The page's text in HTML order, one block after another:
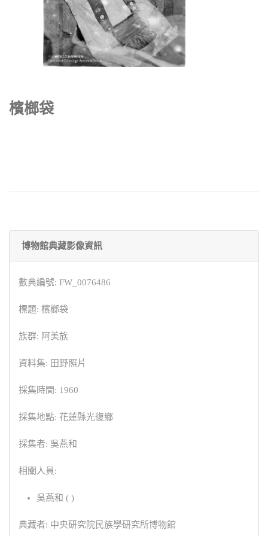
檳榔袋
博物館典藏影像資訊
數典編號: FW_0076486
標題: 檳榔袋
族群: 阿美族
資料集: 田野照片
採集時間: 1960
採集地點: 花蓮縣光復鄉
採集者: 吳燕和
相關人員:
吳燕和 ( )
典藏者: 中央研究院民族學研究所博物館